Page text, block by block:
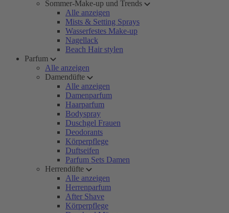
Sommer-Make-up und Trends
Alle anzeigen
Mists & Setting Sprays
Wasserfestes Make-up
Nagellack
Beach Hair stylen
Parfum
Alle anzeigen
Damendüfte
Alle anzeigen
Damenparfum
Haarparfum
Bodyspray
Duschgel Frauen
Deodorants
Körperpflege
Duftseifen
Parfum Sets Damen
Herrendüfte
Alle anzeigen
Herrenparfum
After Shave
Körperpflege